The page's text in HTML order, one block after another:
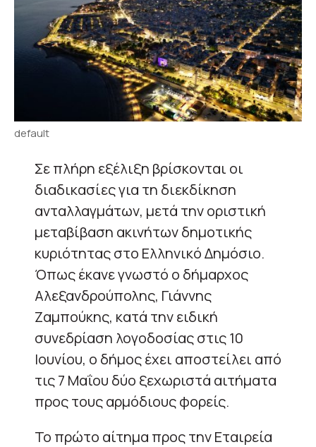
default
Σε πλήρη εξέλιξη βρίσκονται οι
διαδικασίες για τη διεκδίκηση
ανταλλαγμάτων, μετά την οριστική
μεταβίβαση ακινήτων δημοτικής
κυριότητας στο Ελληνικό Δημόσιο.
Όπως έκανε γνωστό ο δήμαρχος
Αλεξανδρούπολης, Γιάννης
Ζαμπούκης, κατά την ειδική
συνεδρίαση λογοδοσίας στις 10
Ιουνίου, ο δήμος έχει αποστείλει από
τις 7 Μαΐου δύο ξεχωριστά αιτήματα
προς τους αρμόδιους φορείς.
Το πρώτο αίτημα προς την Εταιρεία